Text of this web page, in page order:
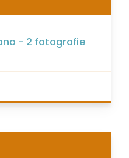
- 2 fotografie